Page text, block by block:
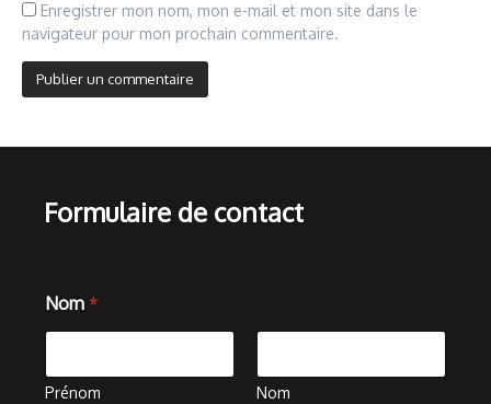
Enregistrer mon nom, mon e-mail et mon site dans le
navigateur pour mon prochain commentaire.
Formulaire de contact
o
m
e
n
Nom *
Prénom Nom